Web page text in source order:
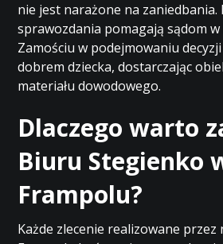
nie jest narażone na zaniedbania.
sprawozdania pomagają sądom w
Zamościu w podejmowaniu
dobrem dziecka, dostarczając
materiału dowodowego.
Dlaczego warto
Biuru Stegienko
Frampolu?
Każde zlecenie realizowane przez